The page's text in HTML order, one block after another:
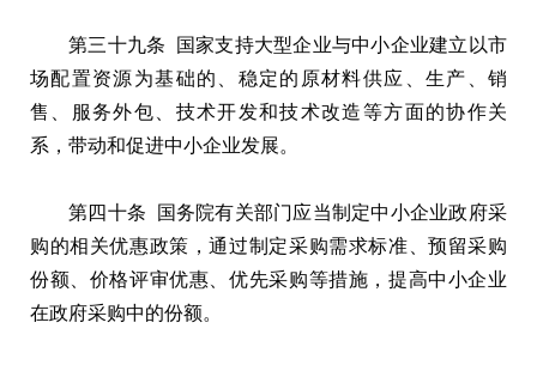
第三十九条 国家支持大型企业与中小企业建立以市
场配置资源为基础的、稳定的原材料供应、生产、销
售、服务外包、技术开发和技术改造等方面的协作关
系，带动和促进中小企业发展。
第四十条 国务院有关部门应当制定中小企业政府采
购的相关优惠政策，通过制定采购需求标准、预留采购
份额、价格评审优惠、优先采购等措施，提高中小企业
在政府采购中的份额。